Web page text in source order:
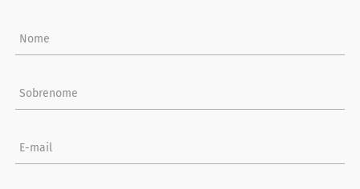
Nome
Sobrenome
E-mail